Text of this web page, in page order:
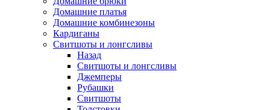
Домашние платья
Домашние комбинезоны
Кардиганы
Свитшоты и лонгсливы
Назад
Свитшоты и лонгсливы
Джемперы
Рубашки
Свитшоты